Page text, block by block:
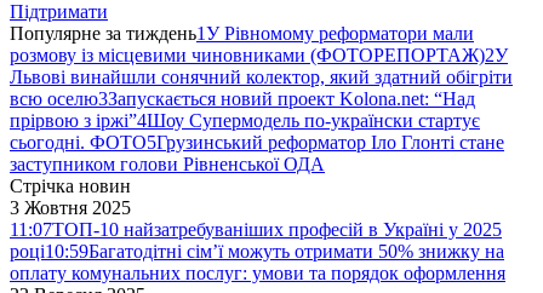
Підтримати
Популярне за тиждень1У Рівномому реформатори мали
розмову із місцевими чиновниками (ФОТОРЕПОРТАЖ)2У
Львові винайшли сонячний колектор, який здатний обігріти
всю оселю3Запускається новий проект Kolona.net: “Над
прірвою з іржі”4Шоу Супермодель по-українски стартує
сьогодні. ФОТО5Грузинський реформатор Іло Глонті стане
заступником голови Рівненської ОДА
Стрічка новин
3 Жовтня 2025
11:07ТОП-10 найзатребуваніших професій в Україні у 2025
році10:59Багатодітні сім’ї можуть отримати 50% знижку на
оплату комунальних послуг: умови та порядок оформлення